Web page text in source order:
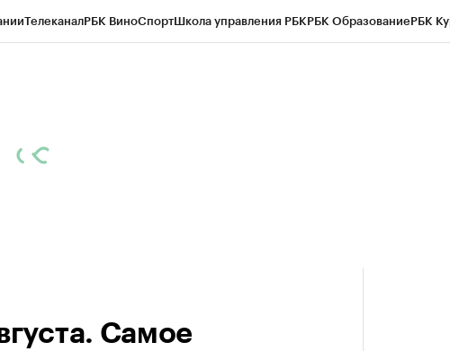
ТелеканалРБК ВиноСпортШкола управления РБКРБК ОбразованиеРБК
Самое